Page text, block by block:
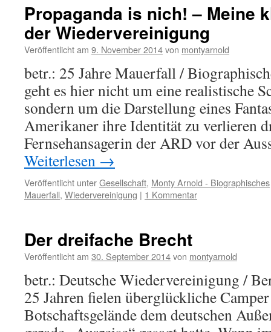
Propaganda is nich! – Meine
der Wiedervereinigung
Veröffentlicht am 9. November 2014von montyarnold
betr.: 25 Jahre Mauerfall /
geht es hier nicht um eine realistische
sondern um die Darstellung eines
Amerikaner ihre Identität zu verlieren
Fernsehansagerin der ARD vor der
Weiterlesen →
Veröffentlicht unterGesellschaft, Monty Arnold - Biographisches
Mauerfall, Wiedervereinigung | 1 Kommentar
Der dreifache Brecht
Veröffentlicht am 30. September 2014von montyarnold
betr.: Deutsche Wiedervereinigung /
25 Jahren fielen überglückliche
Botschaftsgelände dem deutschen